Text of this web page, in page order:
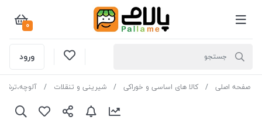
0
ورود
صفحه اصلی کالا های اساسی و خوراکی شیرینی و تنقلات